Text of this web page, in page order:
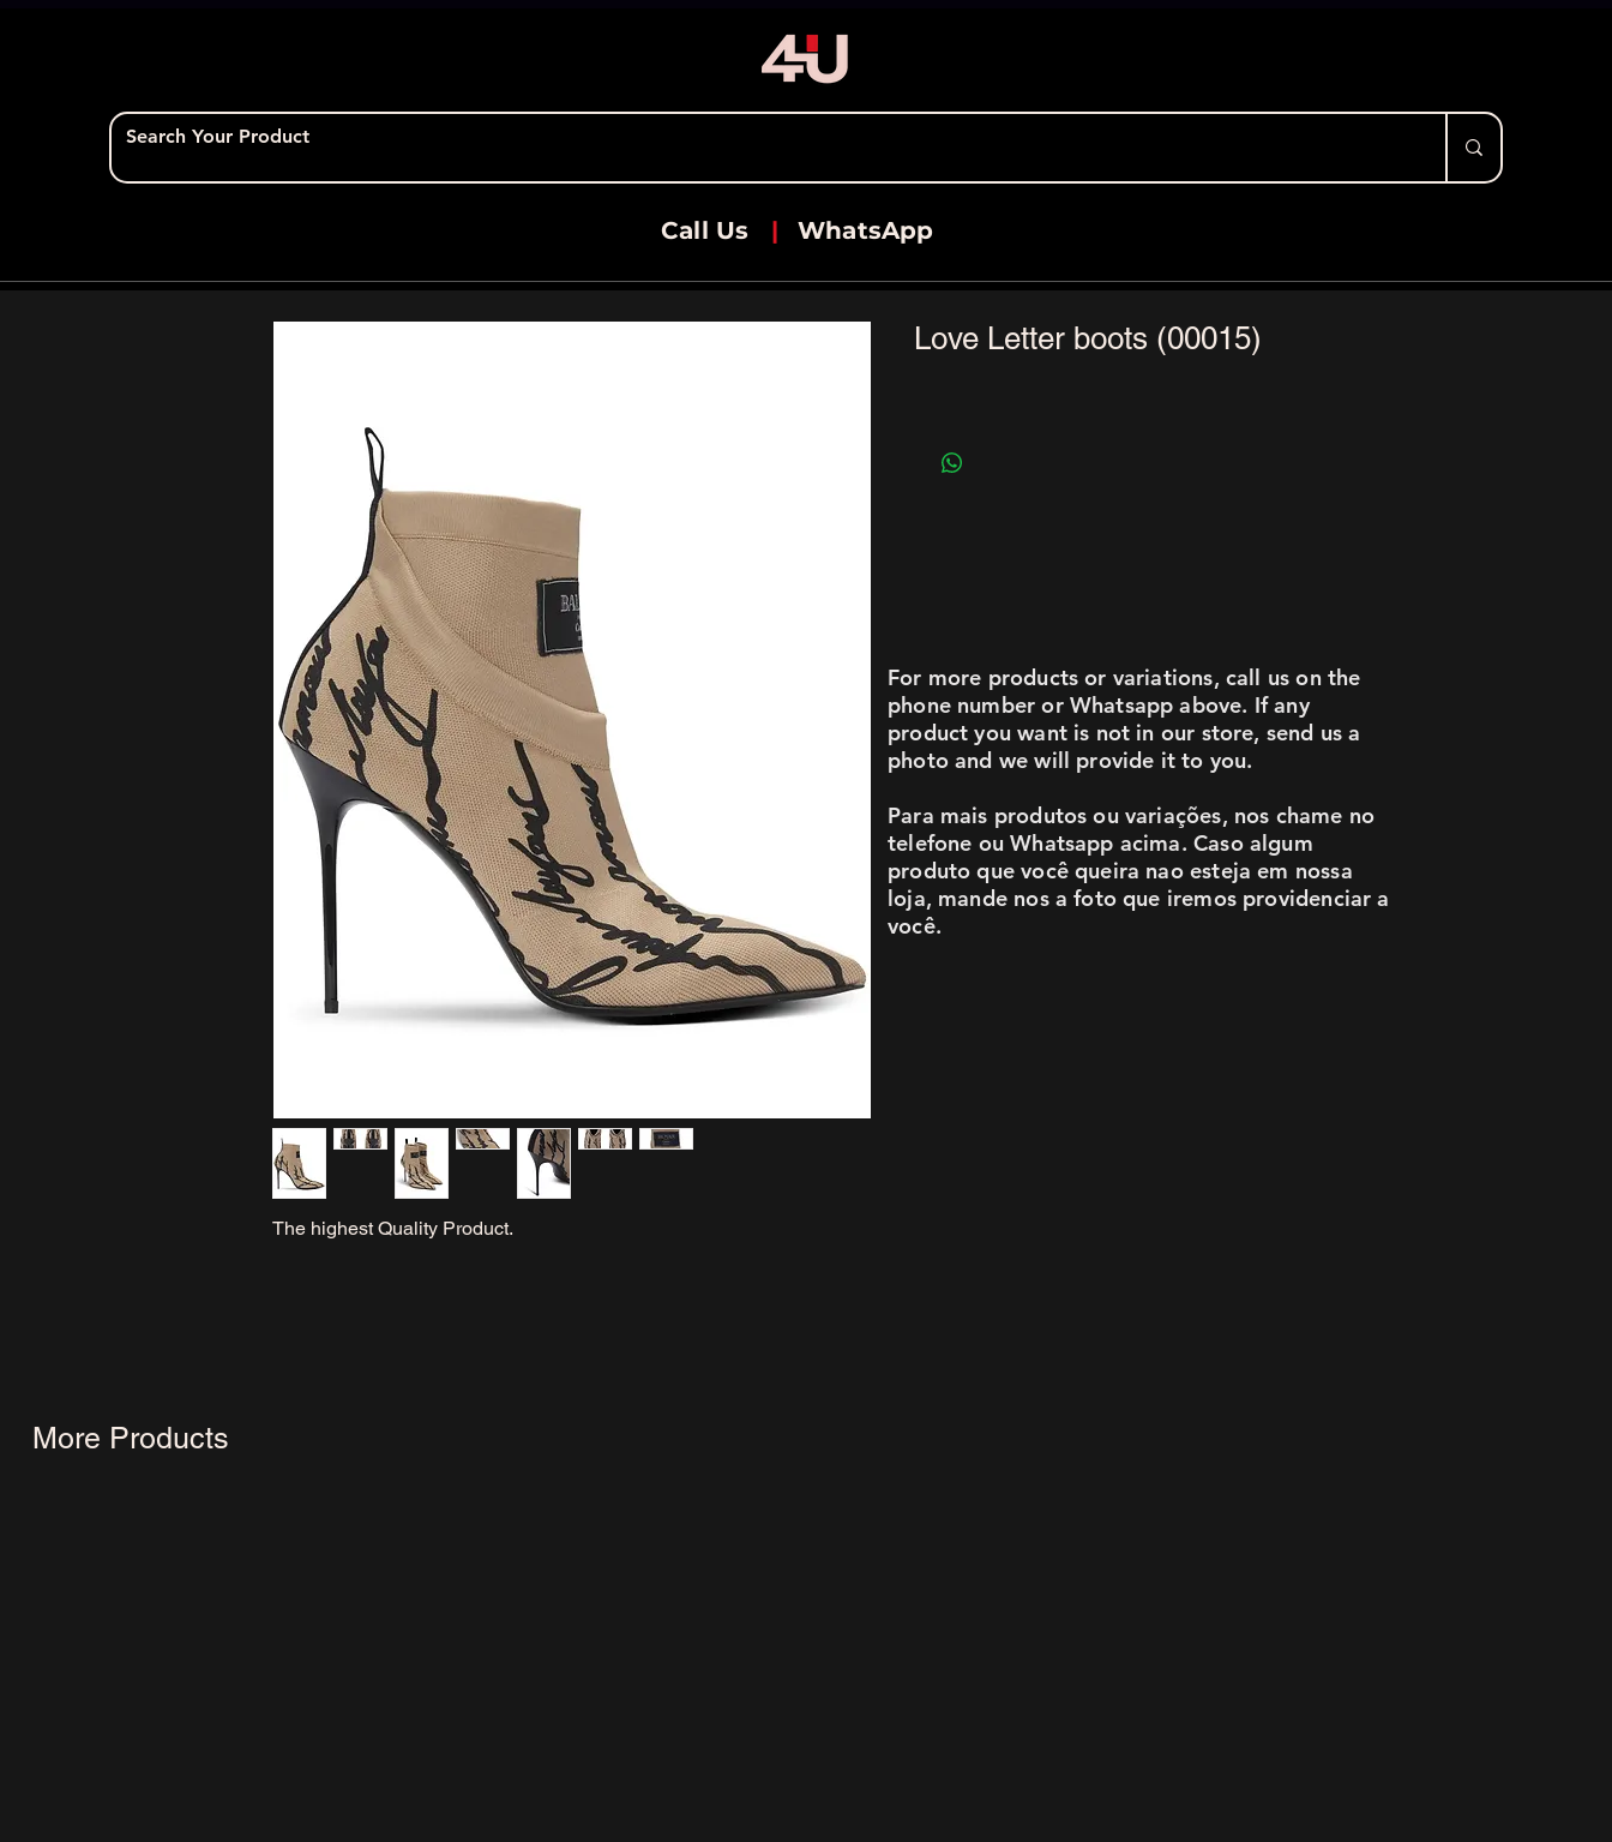
Call Us | WhatsApp
The highest Quality Product.
Love Letter boots (00015)
For more products or variations, call us on the
phone number or Whatsapp above. If any
product you want is not in our store, send us a
photo and we will provide it to you.
Para mais produtos ou variações, nos chame no
telefone ou Whatsapp acima. Caso algum
produto que você queira nao esteja em nossa
loja, mande nos a foto que iremos providenciar a
você.
More Products